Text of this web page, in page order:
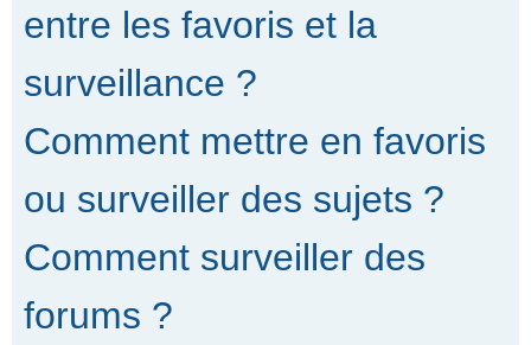
entre les favoris et la
surveillance ?
Comment mettre en favoris
ou surveiller des sujets ?
Comment surveiller des
forums ?